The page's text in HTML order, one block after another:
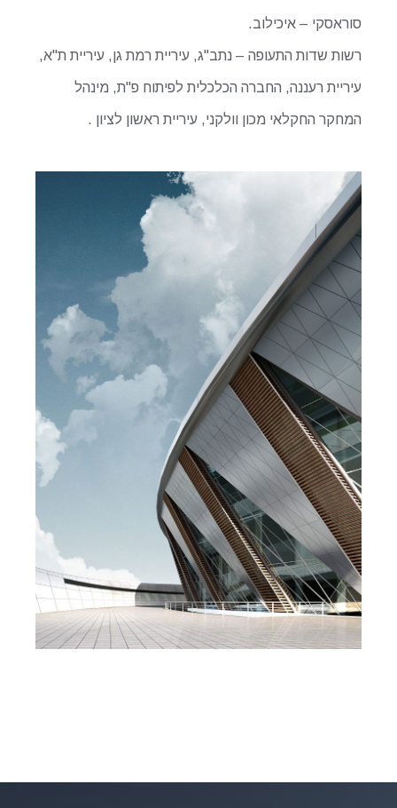
סוראסקי – איכילוב.
רשות שדות התעופה – נתב"ג, עיריית רמת גן, עיריית ת"א,
עיריית רעננה, החברה הכלכלית לפיתוח פ"ת, מינהל
המחקר החקלאי מכון וולקני, עיריית ראשון לציון .